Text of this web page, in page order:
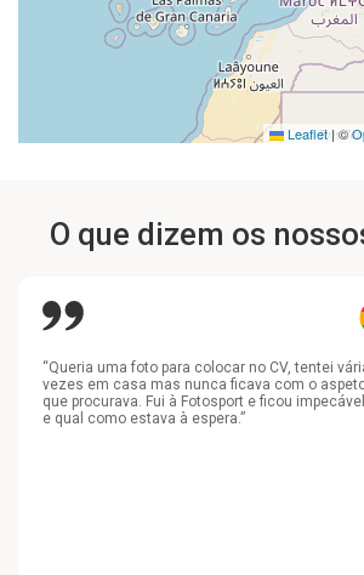
Leaflet|©
O que dizem os
“Queria uma foto para colocar no CV, tentei
vezes em casa mas nunca ficava com o
que procurava. Fui à Fotosport e ficou
e qual como estava à espera.”